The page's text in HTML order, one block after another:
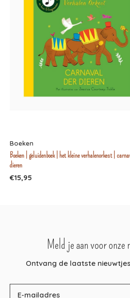
Boeken
Boeken | geluidenboek | het kleine verhalenorkest |
dieren
€15,95
Meld je aan voor
Ontvang de laatste